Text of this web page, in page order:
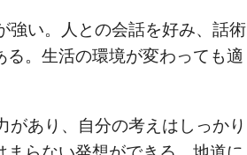
い。人との会話を好み、話術
。生活の環境が変わっても適
り、自分の考えはしっかり